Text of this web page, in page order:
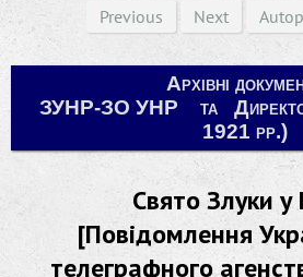
Previous Next
Архівні
ЗУНР-ЗО УНР та
1921 рр.)
Свято Злуки у
[Повідомлення
телеграфного